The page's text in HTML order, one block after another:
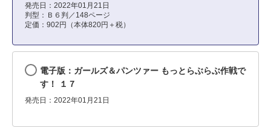
発売日：2022年01月21日
判型：Ｂ６判／148ページ
定価：902円（本体820円＋税）
電子版：ガールズ＆パンツァー もっとらぶらぶ作戦で
す！ １７
発売日：2022年01月21日